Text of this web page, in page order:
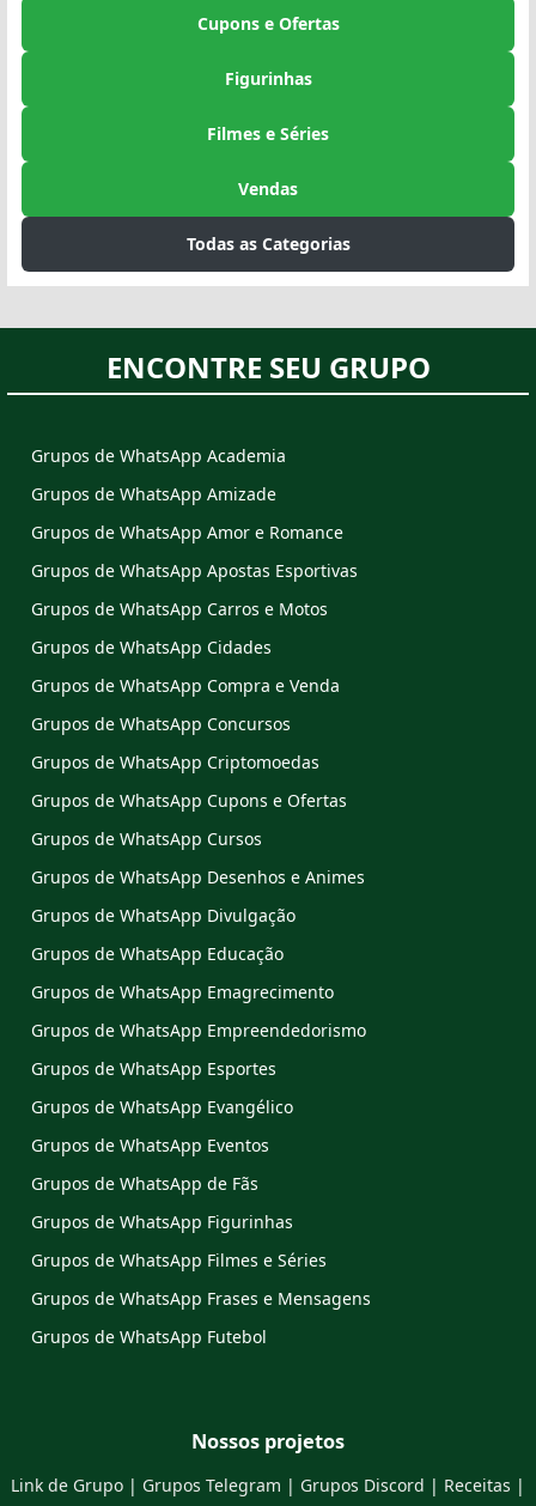
Cupons e Ofertas
Figurinhas
Filmes e Séries
Vendas
Todas as Categorias
ENCONTRE SEU GRUPO
Grupos de WhatsApp Academia
Grupos de WhatsApp Amizade
Grupos de WhatsApp Amor e Romance
Grupos de WhatsApp Apostas Esportivas
Grupos de WhatsApp Carros e Motos
Grupos de WhatsApp Cidades
Grupos de WhatsApp Compra e Venda
Grupos de WhatsApp Concursos
Grupos de WhatsApp Criptomoedas
Grupos de WhatsApp Cupons e Ofertas
Grupos de WhatsApp Cursos
Grupos de WhatsApp Desenhos e Animes
Grupos de WhatsApp Divulgação
Grupos de WhatsApp Educação
Grupos de WhatsApp Emagrecimento
Grupos de WhatsApp Empreendedorismo
Grupos de WhatsApp Esportes
Grupos de WhatsApp Evangélico
Grupos de WhatsApp Eventos
Grupos de WhatsApp de Fãs
Grupos de WhatsApp Figurinhas
Grupos de WhatsApp Filmes e Séries
Grupos de WhatsApp Frases e Mensagens
Grupos de WhatsApp Futebol
Nossos projetos
Link de Grupo | Grupos Telegram | Grupos Discord | Receitas |